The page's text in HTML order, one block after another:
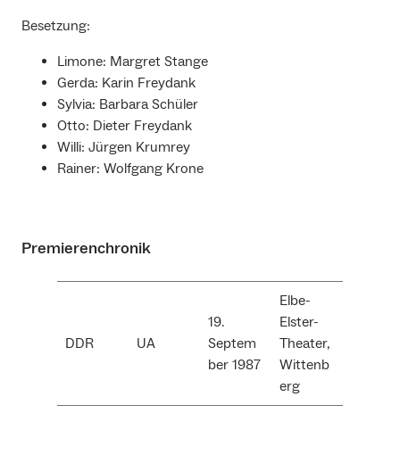
Besetzung:
Limone: Margret Stange
Gerda: Karin Freydank
Sylvia: Barbara Schüler
Otto: Dieter Freydank
Willi: Jürgen Krumrey
Rainer: Wolfgang Krone
Premierenchronik
DDR UA
19.
Septem
ber 1987
Elbe-
Elster-
Theater,
Wittenb
erg